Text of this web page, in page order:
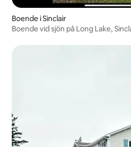
Boende i Sinclair
Boende vid sjön på Long Lake,